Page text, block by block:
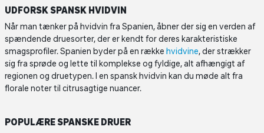
UDFORSK SPANSK HVIDVIN
Når man tænker på hvidvin fra Spanien, åbner der sig en verden af
spændende druesorter, der er kendt for deres karakteristiske
smagsprofiler. Spanien byder på en række hvidvine, der strækker
sig fra sprøde og lette til komplekse og fyldige, alt afhængigt af
regionen og druetypen. I en spansk hvidvin kan du møde alt fra
florale noter til citrusagtige nuancer.
POPULÆRE SPANSKE DRUER